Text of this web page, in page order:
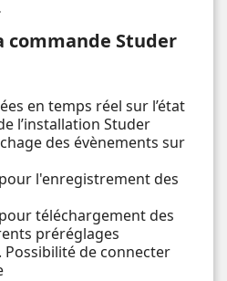
commande Studer
en temps réel sur l’état
l’installation Studer
des évènements sur
l'enregistrement des
téléchargement des
préréglages
Possibilité de connecter